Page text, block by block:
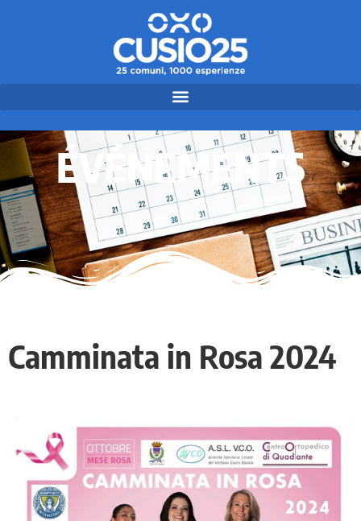
ÉVÉNEMENTS
Camminata in Rosa 2024